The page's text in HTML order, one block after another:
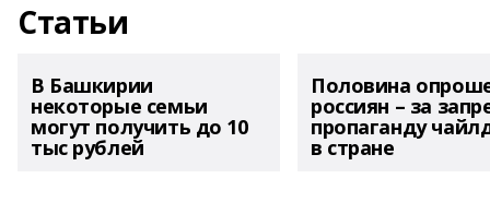
Статьи
В Башкирии
некоторые семьи
могут получить до 10
тыс рублей
Половина
россиян – за
пропаганду
в стране